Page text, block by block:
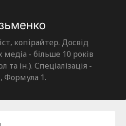
копірайтер. Досвід
- більше 10 років
та ін.). Спеціалізація -
Формула 1.